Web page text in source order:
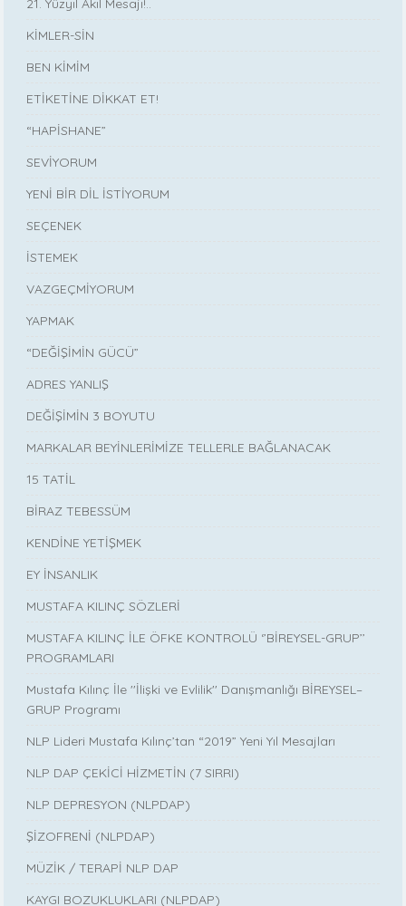
21. Yüzyıl Akıl Mesajı!..
KİMLER-SİN
BEN KİMİM
ETİKETİNE DİKKAT ET!
“HAPİSHANE”
SEVİYORUM
YENİ BİR DİL İSTİYORUM
SEÇENEK
İSTEMEK
VAZGEÇMİYORUM
YAPMAK
“DEĞİŞİMİN GÜCÜ”
ADRES YANLIŞ
DEĞİŞİMİN 3 BOYUTU
MARKALAR BEYİNLERİMİZE TELLERLE BAĞLANACAK
15 TATİL
BİRAZ TEBESSÜM
KENDİNE YETİŞMEK
EY İNSANLIK
MUSTAFA KILINÇ SÖZLERİ
MUSTAFA KILINÇ İLE ÖFKE KONTROLÜ ‘’BİREYSEL-GRUP’’
PROGRAMLARI
Mustafa Kılınç İle ''İlişki ve Evlilik'' Danışmanlığı BİREYSEL–
GRUP Programı
NLP Lideri Mustafa Kılınç’tan “2019” Yeni Yıl Mesajları
NLP DAP ÇEKİCİ HİZMETİN (7 SIRRI)
NLP DEPRESYON (NLPDAP)
ŞİZOFRENİ (NLPDAP)
MÜZİK / TERAPİ NLP DAP
KAYGI BOZUKLUKLARI (NLPDAP)